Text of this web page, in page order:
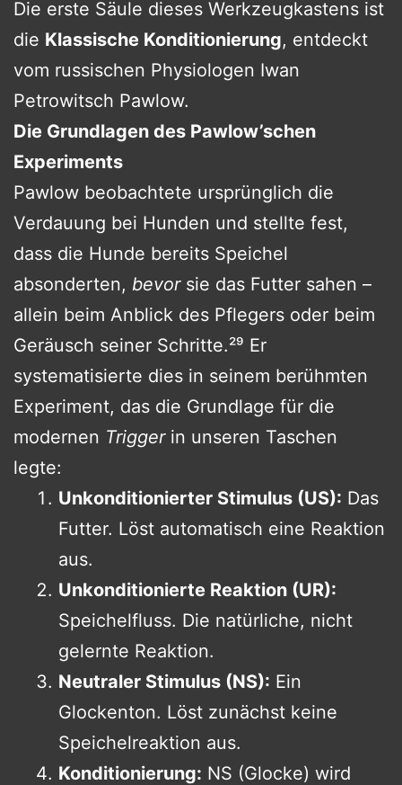
Die erste Säule dieses Werkzeugkastens ist
die Klassische Konditionierung, entdeckt
vom russischen Physiologen Iwan
Petrowitsch Pawlow.
Die Grundlagen des Pawlow’schen
Experiments
Pawlow beobachtete ursprünglich die
Verdauung bei Hunden und stellte fest,
dass die Hunde bereits Speichel
absonderten, bevorsie das Futter sahen –
allein beim Anblick des Pflegers oder beim
Geräusch seiner Schritte.²⁹ Er
systematisierte dies in seinem berühmten
Experiment, das die Grundlage für die
modernen Triggerin unseren Taschen
legte:
Unkonditionierter Stimulus (US): Das
Futter. Löst automatisch eine Reaktion
aus.
Unkonditionierte Reaktion (UR):
Speichelfluss. Die natürliche, nicht
gelernte Reaktion.
Neutraler Stimulus (NS): Ein
Glockenton. Löst zunächst keine
Speichelreaktion aus.
Konditionierung: NS (Glocke) wird